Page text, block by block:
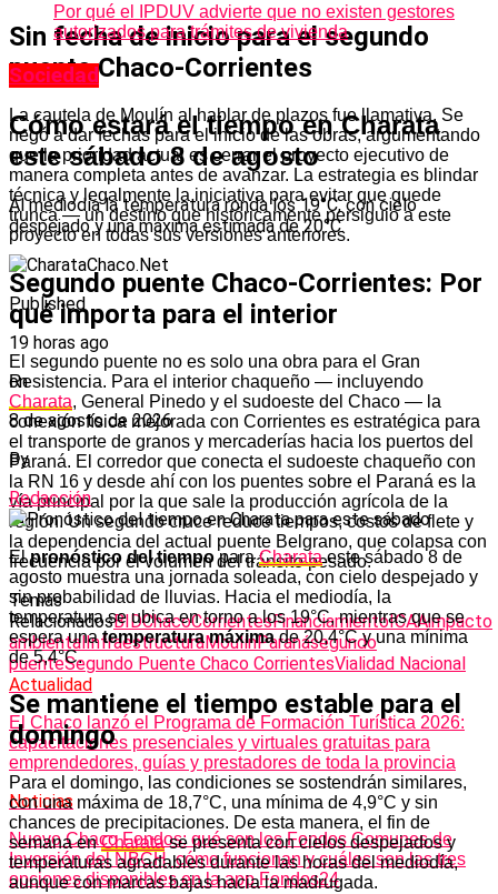
Sin fecha de inicio para el segundo
puente Chaco-Corrientes
La cautela de Moulín al hablar de plazos fue llamativa. Se
negó a dar fechas para el inicio de las obras, argumentando
que la prioridad actual es cerrar el proyecto ejecutivo de
manera completa antes de avanzar. La estrategia es blindar
técnica y legalmente la iniciativa para evitar que quede
trunca — un destino que históricamente persiguió a este
proyecto en todas sus versiones anteriores.
Segundo puente Chaco-Corrientes: Por
qué importa para el interior
El segundo puente no es solo una obra para el Gran
Resistencia. Para el interior chaqueño — incluyendo
Charata, General Pinedo y el sudoeste del Chaco — la
conexión física mejorada con Corrientes es estratégica para
el transporte de granos y mercaderías hacia los puertos del
Paraná. El corredor que conecta el sudoeste chaqueño con
la RN 16 y desde ahí con los puentes sobre el Paraná es la
vía principal por la que sale la producción agrícola de la
región. Un segundo cruce reduce tiempos, costos de flete y
la dependencia del actual puente Belgrano, que colapsa con
frecuencia por el volumen del tránsito pesado.
Temas
RelacionadosBIDChacoCorrientesFinanciamientoICAAimpacto
ambientalInfraestructuraMoulínParanásegundo
puenteSegundo Puente Chaco CorrientesVialidad Nacional
Actualidad
El Chaco lanzó el Programa de Formación Turística 2026:
capacitaciones presenciales y virtuales gratuitas para
emprendedores, guías y prestadores de toda la provincia
Noticias
Nuevo Chaco Fondos: qué son los Fondos Comunes de
Inversión del NBCH, cómo funcionan y cuáles son las tres
opciones disponibles en la app Fondos24
Por qué el IPDUV advierte que no existen gestores
autorizados para trámites de vivienda
Sociedad
Cómo estará el tiempo en Charata
este sábado 8 de agosto
Al mediodía la temperatura ronda los 19°C, con cielo
despejado y una máxima estimada de 20°C.
Published
19 horas ago
on
8 de agosto de 2026
By
Redacción
Elpronóstico del tiempoparaCharataeste sábado 8 de
agosto muestra una jornada soleada, con cielo despejado y
sin probabilidad de lluvias. Hacia el mediodía, la
temperatura se ubica en torno a los 19°C, mientras que se
espera unatemperatura máximade 20,4°C y una mínima
de 5,4°C.
Se mantiene el tiempo estable para el
domingo
Para el domingo, las condiciones se sostendrán similares,
con una máxima de 18,7°C, una mínima de 4,9°C y sin
chances de precipitaciones. De esta manera, el fin de
semana enCharatase presenta con cielos despejados y
temperaturas agradables durante las horas del mediodía,
aunque con marcas bajas hacia la madrugada.